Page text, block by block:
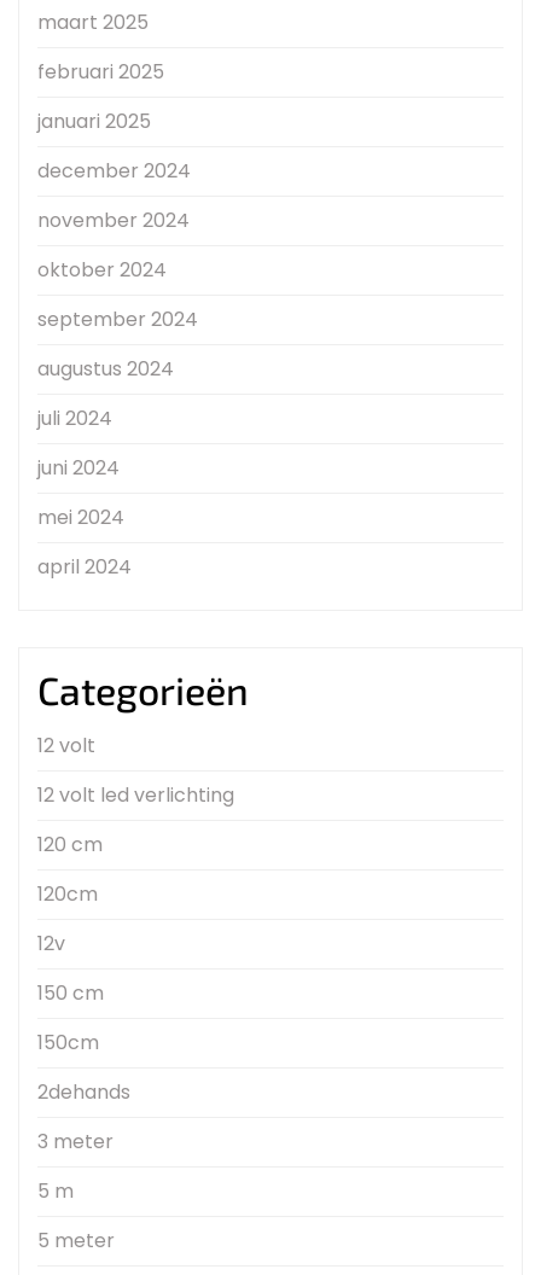
maart 2025
februari 2025
januari 2025
december 2024
november 2024
oktober 2024
september 2024
augustus 2024
juli 2024
juni 2024
mei 2024
april 2024
Categorieën
12 volt
12 volt led verlichting
120 cm
120cm
12v
150 cm
150cm
2dehands
3 meter
5 m
5 meter